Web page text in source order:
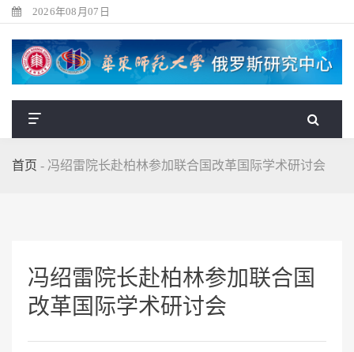
2026年08月07日
首页 - 冯绍雷院长赴柏林参加联合国改革国际学术研讨会
冯绍雷院长赴柏林参加联合国
改革国际学术研讨会